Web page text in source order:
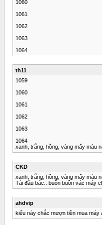
1060
1061
1062
1063
1064
th11
1059
1060
1061
1062
1063
1064
xanh, trắng, hồng, vàng mấy màu
CKD
xanh, trắng, hồng, vàng mấy màu
Tài đâu bác.. buồn buồn vác máy
ahdvip
kiểu này chắc mượn tiền mua